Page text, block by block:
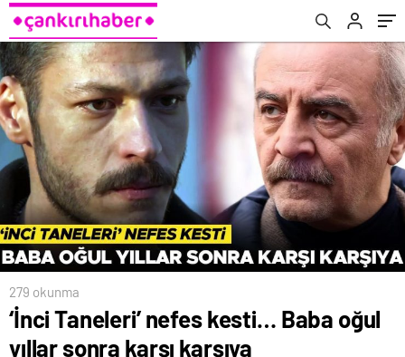
279 okunma
‘İnci Taneleri’ nefes kesti… Baba oğul
yıllar sonra karşı karşıya